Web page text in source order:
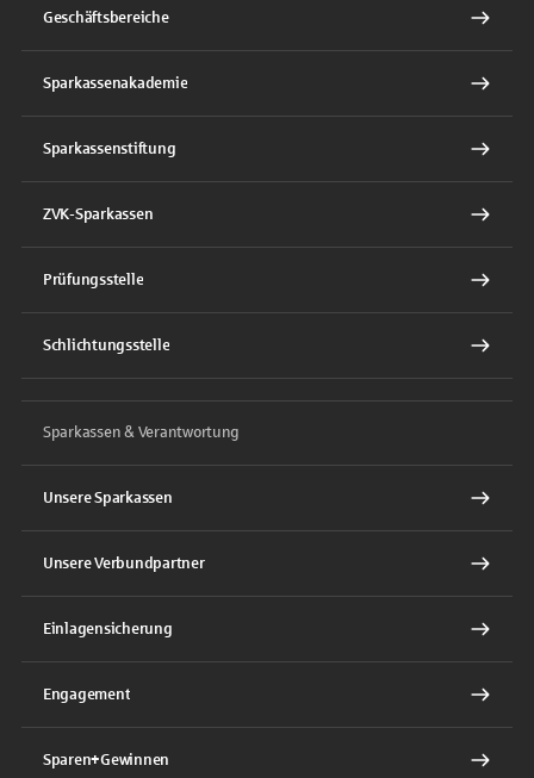
Geschäftsbereiche
Sparkassenakademie
Sparkassenstiftung
ZVK-Sparkassen
Prüfungsstelle
Schlichtungsstelle
Sparkassen & Verantwortung
Unsere Sparkassen
Unsere Verbundpartner
Einlagensicherung
Engagement
Sparen+Gewinnen